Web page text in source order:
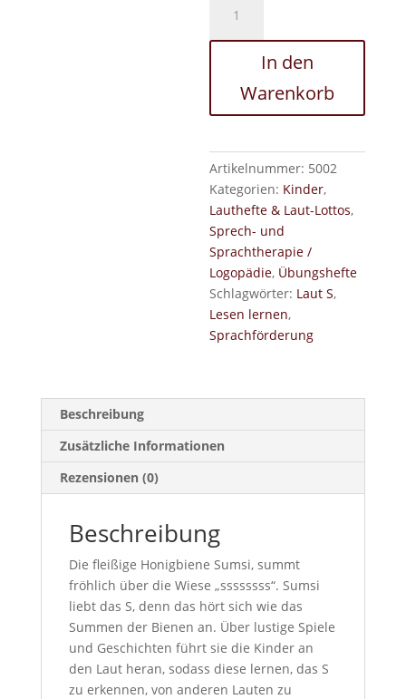
den
Menge
In den
Warenkorb
Artikelnummer: 5002
Kategorien: Kinder,
Lauthefte & Laut-Lottos,
Sprech- und
Sprachtherapie /
Logopädie, Übungshefte
Schlagwörter: Laut S,
Lesen lernen,
Sprachförderung
Beschreibung
Zusätzliche Informationen
Rezensionen (0)
Beschreibung
Die fleißige Honigbiene Sumsi, summt
fröhlich über die Wiese „ssssssss“. Sumsi
liebt das S, denn das hört sich wie das
Summen der Bienen an. Über lustige Spiele
und Geschichten führt sie die Kinder an
den Laut heran, sodass diese lernen, das S
zu erkennen, von anderen Lauten zu